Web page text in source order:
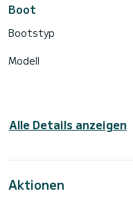
Boot
Bootstyp
Modell
Alle Details anzeigen
Aktionen